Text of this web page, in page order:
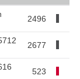
2496
2677
523